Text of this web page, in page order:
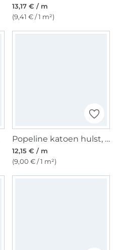
13,17 € / m
(9,41 € / 1 m²)
Popeline katoen hulst, crèmekleurig
12,15 € / m
(9,00 € / 1 m²)